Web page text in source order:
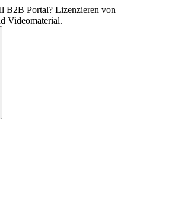
B2B Portal? Lizenzieren von
Videomaterial.